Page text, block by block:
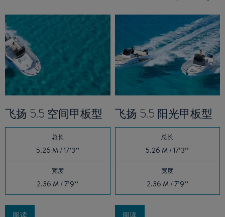
飞扬 5.5 空间甲板型
总长
5.26 M / 17’3’’
宽度
2.36 M / 7’9’’
飞扬 5.5 阳光甲板型
总长
5.26 M / 17’3’’
宽度
2.36 M / 7’9’’